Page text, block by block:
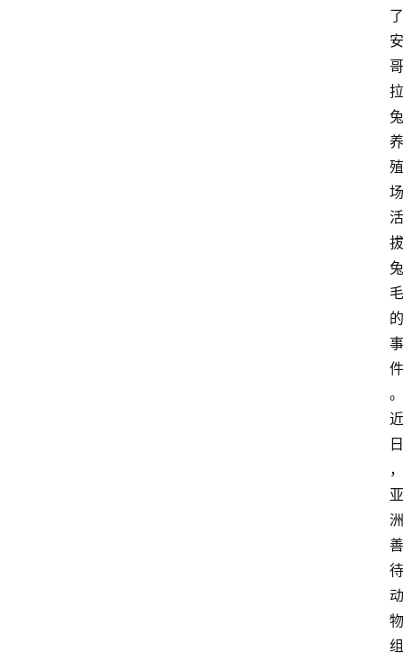
了
安
哥
拉
兔
养
殖
场
活
拔
兔
毛
的
事
件
。
近
日
，
亚
洲
善
待
动
物
组